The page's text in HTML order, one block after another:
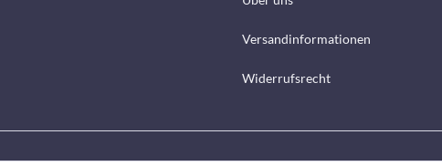
Versandinformationen
Widerrufsrecht